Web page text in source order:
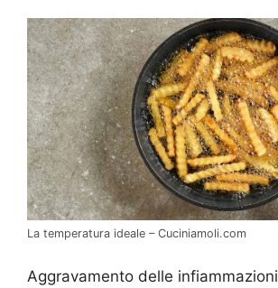
La temperatura ideale – Cuciniamoli.com
Aggravamento delle infiammazioni